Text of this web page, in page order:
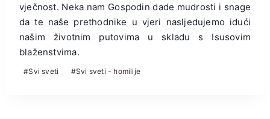
vječnost. Neka nam Gospodin dade mudrosti i snage
da te naše prethodnike u vjeri nasljedujemo idući
našim životnim putovima u skladu s Isusovim
blaženstvima.
Post
#Svi sveti #Svi sveti - homilije